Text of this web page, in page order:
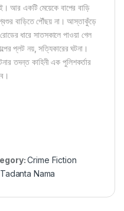
আর একটি মেয়েকে বাপের বাড়ি
শ্বশুর বাড়িতে পৌঁছয় না। আস্তাকুঁড়ে
ধারে সাতসকালে পাওয়া গেল
প্লট নয়, সত্যিকারের ঘটনা।
তদন্ত কাহিনী এক পুলিশকর্তার
Crime Fiction
Tadanta Nama